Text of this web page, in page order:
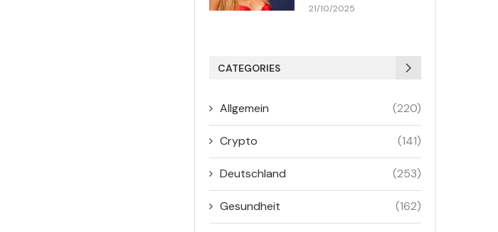
21/10/2025
CATEGORIES
Allgemein (220)
Crypto (141)
Deutschland (253)
Gesundheit (162)